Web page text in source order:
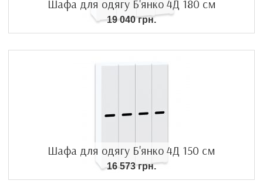
Шафа для одягу Б'янко 4Д 180 см
19 040 грн.
Шафа для одягу Б'янко 4Д 150 см
16 573 грн.